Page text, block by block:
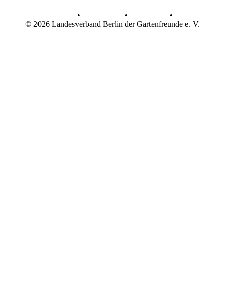
• •
•
© 2026 Landesverband Berlin der Gartenfreunde e. V.